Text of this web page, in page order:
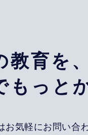
教育を、
もっと
お気軽にお問い合